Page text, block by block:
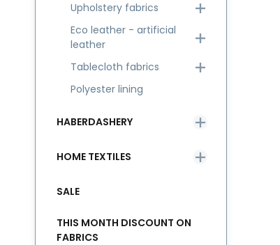
Upholstery fabrics
Eco leather - artificial
leather
Tablecloth fabrics
Polyester lining
HABERDASHERY
HOME TEXTILES
SALE
THIS MONTH DISCOUNT ON
FABRICS